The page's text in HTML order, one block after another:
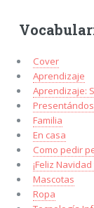
Cover
Aprendizaje
Aprendizaje:
Familia
En casa
Como pedir
¡Feliz
Mascotas
Ropa